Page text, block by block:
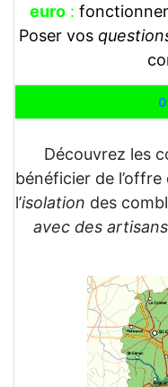
euro :
Poser vos
Découvrez les
bénéficier de l’offre
l’isolation des
avec des